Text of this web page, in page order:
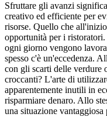
Sfruttare gli avanzi
creativo ed efficiente per
risorse. Quello che
opportunità per i
ogni giorno vengono
spesso c'è un'eccedenza.
con gli scarti delle verdure
croccanti? L'arte di
apparentemente inutili in
risparmiare denaro. Allo
una situazione